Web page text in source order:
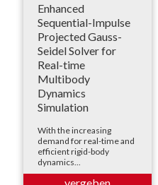
Enhanced
Sequential-Impulse
Projected Gauss-
Seidel Solver for
Real-time
Multibody
Dynamics
Simulation
With the increasing
demand for real-time and
efficient rigid-body
dynamics...